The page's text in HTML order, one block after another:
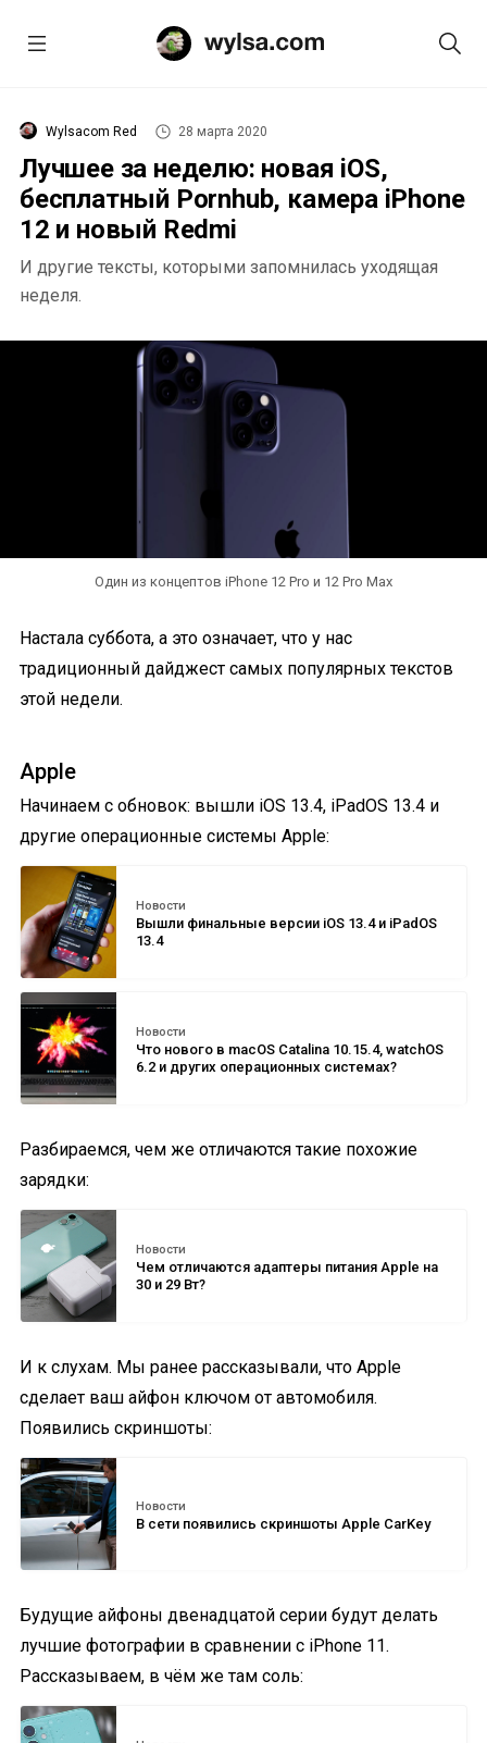
Wylsacom Red 28 марта 2020
Лучшее за неделю: новая iOS,
бесплатный Pornhub, камера iPhone
12 и новый Redmi
И другие тексты, которыми запомнилась уходящая
неделя.
Один из концептов iPhone 12 Pro и 12 Pro Max
Настала суббота, а это означает, что у нас
традиционный дайджест самых популярных текстов
этой недели.
Apple
Начинаем с обновок: вышли iOS 13.4, iPadOS 13.4 и
другие операционные системы Apple:
Новости
Вышли финальные версии iOS 13.4 и iPadOS
13.4
Новости
Что нового в macOS Catalina 10.15.4, watchOS
6.2 и других операционных системах?
Разбираемся, чем же отличаются такие похожие
зарядки:
Новости
Чем отличаются адаптеры питания Apple на
30 и 29 Вт?
И к слухам. Мы ранее рассказывали, что Apple
сделает ваш айфон ключом от автомобиля.
Появились скриншоты:
Новости
В сети появились скриншоты Apple CarKey
Будущие айфоны двенадцатой серии будут делать
лучшие фотографии в сравнении с iPhone 11.
Рассказываем, в чём же там соль: